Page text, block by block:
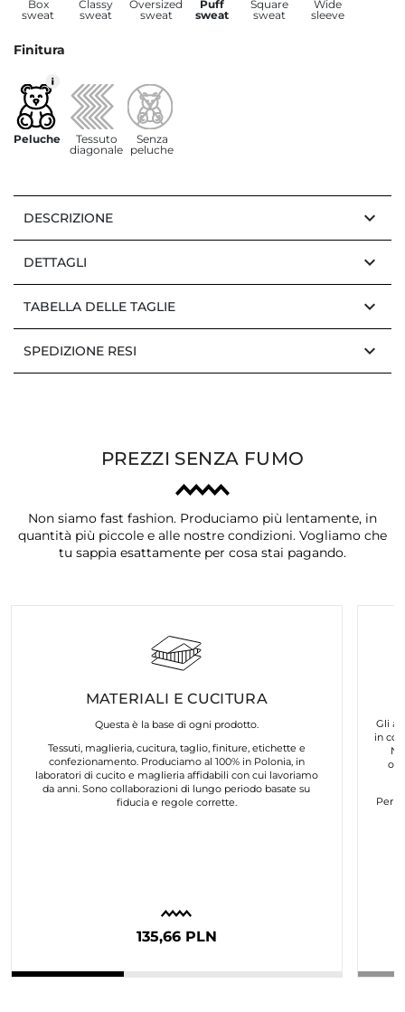
Box
sweat
Classy
sweat
Oversized
sweat
Puff
sweat
Square
sweat
Wide
sleeve
Finitura
Peluche
Tessuto
diagonale
Senza
peluche
DESCRIZIONE keyboard_arrow_down
DETTAGLI keyboard_arrow_down
TABELLA DELLE TAGLIE keyboard_arrow_down
SPEDIZIONE RESI keyboard_arrow_down
PREZZI SENZA FUMO
Non siamo fast fashion. Produciamo più lentamente, in
quantità più piccole e alle nostre condizioni. Vogliamo che
tu sappia esattamente per cosa stai pagando.
MATERIALI E CUCITURA
Questa è la base di ogni prodotto.
Tessuti, maglieria, cucitura, taglio, finiture, etichette e
confezionamento. Produciamo al 100% in Polonia, in
laboratori di cucito e maglieria affidabili con cui lavoriamo
da anni. Sono collaborazioni di lungo periodo basate su
fiducia e regole corrette.
135,66 PLN
Gli
in
Per